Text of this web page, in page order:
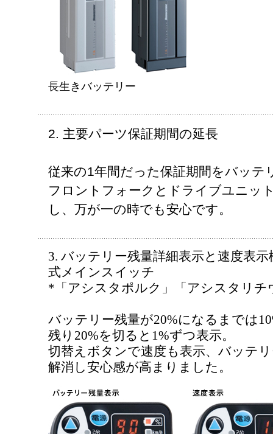
長生きバッテリー
2. 主要パーツ保証期間の延長
従来の1年間だった保証期間をバッテ
フロントフォークとドライブユニッ
し、万が一の時でも安心です。
3. バッテリー残量詳細表示と速度表
式メインスイッチ
*「アシスタポルク」「アシスタリチ
バッテリー残量が20%になるまでは
残り20%を切ると1%ずつ表示。
切替えボタンで速度も表示、バッテ
解消し安心感が高まりました。